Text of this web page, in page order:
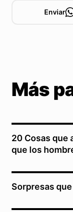
Enviar
Más
20 Cosas que
que los
Sorpresas